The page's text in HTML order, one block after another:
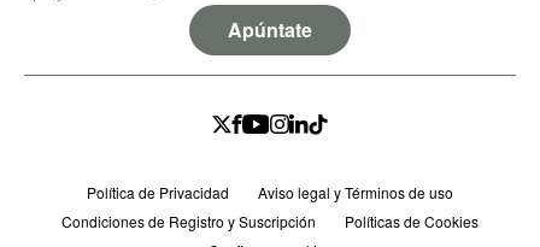
Apúntate
Política de Privacidad
Aviso legal y Términos de uso
Condiciones de Registro y Suscripción
Políticas de Cookies